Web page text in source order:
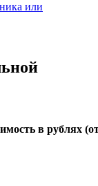
или
в рублях